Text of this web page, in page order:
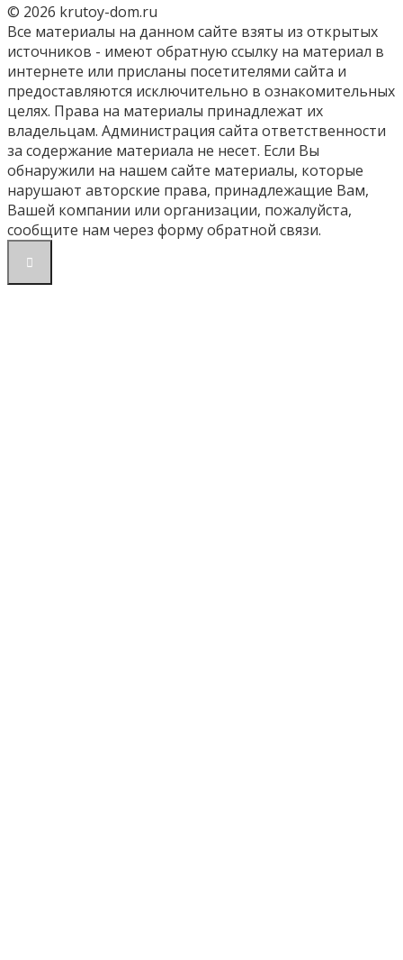
© 2026 krutoy-dom.ru
Все материалы на данном сайте взяты из открытых
источников - имеют обратную ссылку на материал в
интернете или присланы посетителями сайта и
предоставляются исключительно в ознакомительных
целях. Права на материалы принадлежат их
владельцам. Администрация сайта ответственности
за содержание материала не несет. Если Вы
обнаружили на нашем сайте материалы, которые
нарушают авторские права, принадлежащие Вам,
Вашей компании или организации, пожалуйста,
сообщите нам через форму обратной связи.